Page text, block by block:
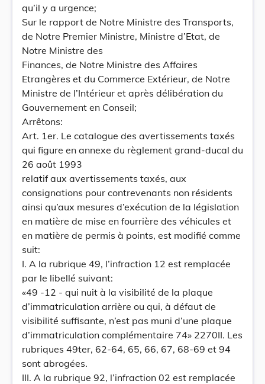
qu’il y a urgence;
Sur le rapport de Notre Ministre des Transports,
de Notre Premier Ministre, Ministre d’Etat, de
Notre Ministre des
Finances, de Notre Ministre des Affaires
Etrangères et du Commerce Extérieur, de Notre
Ministre de l’Intérieur et après délibération du
Gouvernement en Conseil;
Arrêtons:
Art. 1er. Le catalogue des avertissements taxés
qui figure en annexe du règlement grand-ducal du
26 août 1993
relatif aux avertissements taxés, aux
consignations pour contrevenants non résidents
ainsi qu’aux mesures d’exécution de la législation
en matière de mise en fourrière des véhicules et
en matière de permis à points, est modifié comme
suit:
I. A la rubrique 49, l’infraction 12 est remplacée
par le libellé suivant:
«49 -12 - qui nuit à la visibilité de la plaque
d’immatriculation arrière ou qui, à défaut de
visibilité suffisante, n’est pas muni d’une plaque
d’immatriculation complémentaire 74» 2270II. Les
rubriques 49ter, 62-64, 65, 66, 67, 68-69 et 94
sont abrogées.
III. A la rubrique 92, l’infraction 02 est remplacée